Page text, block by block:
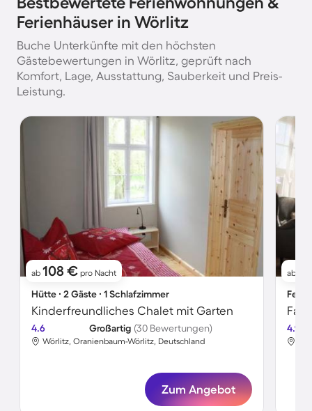
Ferienhäuser in Wörlitz
Buche Unterkünfte mit den höchsten
Gästebewertungen in Wörlitz, geprüft nach
Komfort, Lage, Ausstattung, Sauberkeit und Preis-
Leistung.
ab 108 € pro Nacht
Hütte ∙ 2 Gäste ∙ 1 Schlafzimmer
Kinderfreundliches Chalet mit Garten
4.6 Großartig (30 Bewertungen)
Wörlitz, Oranienbaum-Wörlitz, Deutschland
Zum Angebot
ab
4.9